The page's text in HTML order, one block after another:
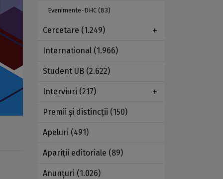
Evenimente-DHC (83)
Cercetare (1.249)
International (1.966)
Student UB (2.622)
Interviuri (217)
Premii şi distincţii (150)
Apeluri (491)
Apariţii editoriale (89)
Anunţuri (1.026)